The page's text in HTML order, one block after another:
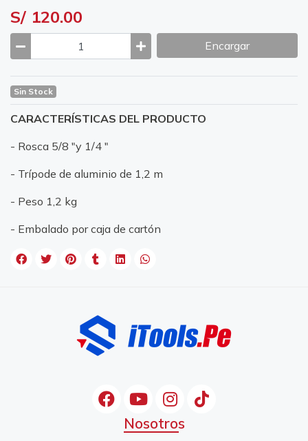
S/ 120.00
Encargar
Sin Stock
CARACTERÍSTICAS DEL PRODUCTO
- Rosca 5/8 "y 1/4 "
- Trípode de aluminio de 1,2 m
- Peso 1,2 kg
- Embalado por caja de cartón
Nosotros